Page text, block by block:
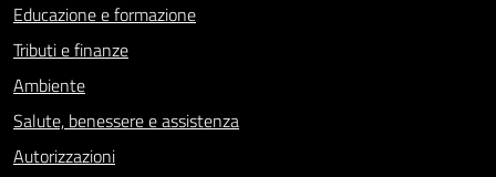
Educazione e formazione
Tributi e finanze
Ambiente
Salute, benessere e assistenza
Autorizzazioni